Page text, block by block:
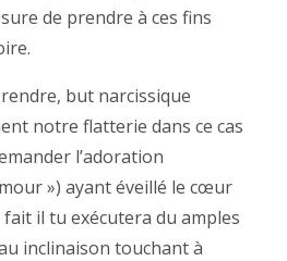
de prendre à ces fins
but narcissique
notre flatterie dans ce cas
l’adoration
») ayant éveillé le cœur
il tu exécutera du amples
inclinaison touchant à